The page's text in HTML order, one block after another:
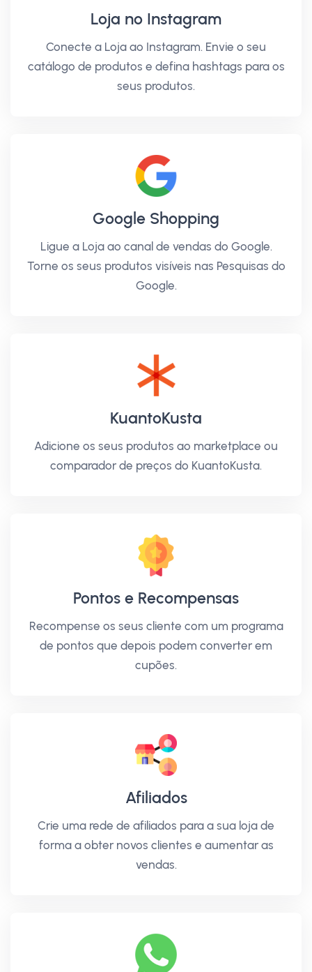
Loja no Instagram
Conecte a Loja ao Instagram. Envie o seu
catálogo de produtos e defina hashtags para os
seus produtos.
Google Shopping
Ligue a Loja ao canal de vendas do Google.
Torne os seus produtos visíveis nas Pesquisas do
Google.
KuantoKusta
Adicione os seus produtos ao marketplace ou
comparador de preços do KuantoKusta.
Pontos e Recompensas
Recompense os seus cliente com um programa
de pontos que depois podem converter em
cupões.
Afiliados
Crie uma rede de afiliados para a sua loja de
forma a obter novos clientes e aumentar as
vendas.